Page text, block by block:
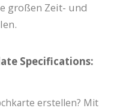
großen Zeit- und
Specifications:
erstellen? Mit